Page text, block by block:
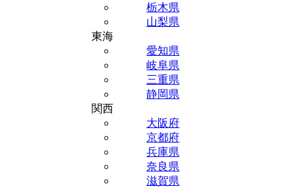
栃木県
山梨県
東海
愛知県
岐阜県
三重県
静岡県
関西
大阪府
京都府
兵庫県
奈良県
滋賀県